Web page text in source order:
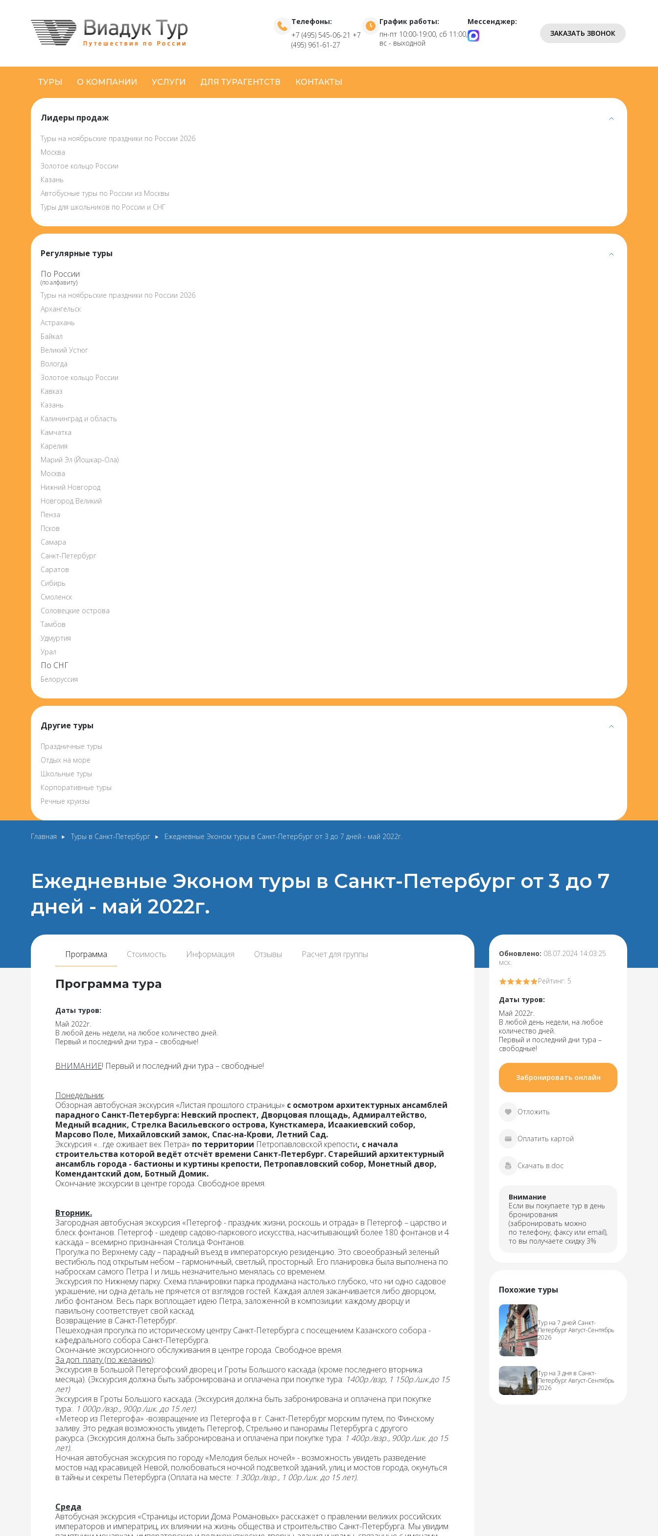
Телефоны:
+7 (495) 545-06-21 +7
(495) 961-61-27
График работы:
пн-пт 10:00-19:00, сб 11:00,
вс - выходной
Мессенджер:
ЗАКАЗАТЬ ЗВОНОК
ТУРЫ О КОМПАНИИ УСЛУГИ ДЛЯ ТУРАГЕНТСТВ КОНТАКТЫ
Лидеры продаж
Туры на ноябрьские праздники по России 2026
Москва
Золотое кольцо России
Казань
Автобусные туры по России из Москвы
Туры для школьников по России и СНГ
Регулярные туры
По России
(по алфавиту)
Туры на ноябрьские праздники по России 2026
Архангельск
Астрахань
Байкал
Великий Устюг
Вологда
Золотое кольцо России
Кавказ
Казань
Калининград и область
Камчатка
Карелия
Марий Эл (Йошкар-Ола)
Москва
Нижний Новгород
Новгород Великий
Пенза
Псков
Самара
Санкт-Петербург
Саратов
Сибирь
Смоленск
Соловецкие острова
Тамбов
Удмуртия
Урал
По СНГ
Белоруссия
Другие туры
Праздничные туры
Отдых на море
Школьные туры
Корпоративные туры
Речные круизы
Главная Туры в Санкт-Петербург Ежедневные Эконом туры в Санкт-Петербург от 3 до 7 дней - май 2022г.
Ежедневные Эконом туры в Санкт-Петербург от 3 до 7
дней - май 2022г.
Программа Стоимость Информация Отзывы Расчет для группы
Программа тура
Даты туров:
Май 2022г.
В любой день недели, на любое количество дней.
Первый и последний дни тура – свободные!
ВНИМАНИЕ! Первый и последний дни тура – свободные!
Понедельник.
Обзорная автобусная экскурсия «Листая прошлого страницы» с осмотром архитектурных ансамблей
парадного Санкт-Петербурга: Невский проспект, Дворцовая площадь, Адмиралтейство,
Медный всадник, Стрелка Васильевского острова, Кунсткамера, Исаакиевский собор,
Марсово Поле, Михайловский замок, Спас-на-Крови, Летний Сад.
Экскурсия «…где оживает век Петра» по территории Петропавловской крепости, с начала
строительства которой ведёт отсчёт времени Санкт-Петербург. Старейший архитектурный
ансамбль города - бастионы и куртины крепости, Петропавловский собор, Монетный двор,
Комендантский дом, Ботный Домик.
Окончание экскурсии в центре города. Свободное время.
Вторник.
Загородная автобусная экскурсия «Петергоф - праздник жизни, роскошь и отрада» в Петергоф – царство и
блеск фонтанов. Петергоф - шедевр садово-паркового искусства, насчитывающий более 180 фонтанов и 4
каскада – всемирно признанная Столица Фонтанов.
Прогулка по Верхнему саду– парадный въезд в императорскую резиденцию. Это своеобразный зеленый
вестибюль под открытым небом – гармоничный, светлый, просторный. Его планировка была выполнена по
наброскам самого Петра I и лишь незначительно менялась со временем.
Экскурсия по Нижнему парку. Схема планировки парка продумана настолько глубоко, что ни одно садовое
украшение, ни одна деталь не прячется от взглядов гостей. Каждая аллея заканчивается либо дворцом,
либо фонтаном. Весь парк воплощает идею Петра, заложенной в композиции: каждому дворцу и
павильону соответствует свой каскад.
Возвращение в Санкт-Петербург.
Пешеходная прогулка по историческому центруСанкт-Петербурга с посещением Казанского собора -
кафедрального собора Санкт-Петербурга.
Окончание экскурсионного обслуживания в центре города. Свободное время.
За доп. плату (по желанию):
Экскурсия в Большой Петергофский дворец и Гроты Большого каскада (кроме последнего вторника
месяца). (Экскурсия должна быть забронирована и оплачена при покупке тура: 1400р./взр, 1 150р./шк.до 15
лет)
Экскурсия в Гроты Большого каскада. (Экскурсия должна быть забронирована и оплачена при покупке
тура:. 1 000р./взр., 900р./шк. до 15 лет).
«Метеор из Петергофа» -возвращение из Петергофа в г. Санкт-Петербург морским путем, по Финскому
заливу. Это редкая возможность увидеть Петергоф, Стрельню и панорамы Петербурга с другого
ракурса. (Экскурсия должна быть забронирована и оплачена при покупке тура: 1 400р./взр., 900р./шк. до 15
лет).
Ночная автобусная экскурсия по городу «Мелодия белых ночей» - возможность увидеть разведение
мостов над красавицей Невой, полюбоваться ночной подсветкой зданий, улиц и мостов города, окунуться
в тайны и секреты Петербурга (Оплата на месте: 1 300р./взр., 1 00р./шк. до 15 лет).
Среда.
Автобусная экскурсия «Страницы истории Дома Романовых» расскажет о правлении великих российских
императоров и императриц, их влиянии на жизнь общества и строительство Санкт-Петербурга. Мы увидим
Обновлено: 08.07.2024 14:03:25
мск.
Рейтинг: 5
Даты туров:
Май 2022г.
В любой день недели, на любое
количество дней.
Первый и последний дни тура –
свободные!
Забронировать онлайн
Отложить
Оплатить картой
Скачать в.doc
Внимание
Если вы покупаете тур в день
бронирования
(забронировать можно
по телефону, факсу или email),
то вы получаете скидку 3%
Похожие туры
Тур на 7 дней Санкт-
Петербург Август-Сентябрь
2026
Тур на 3 дня в Санкт-
Петербург Август-Сентябрь
2026